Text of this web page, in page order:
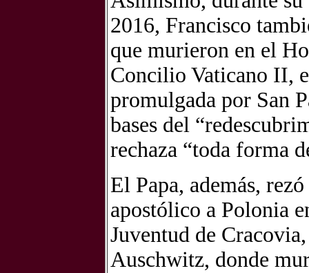
2016, Francisco
que murieron en el
Concilio Vaticano II,
promulgada por San
bases del
rechaza “toda forma
El Papa, además,
apostólico a Polonia
Juventud de
Auschwitz, donde